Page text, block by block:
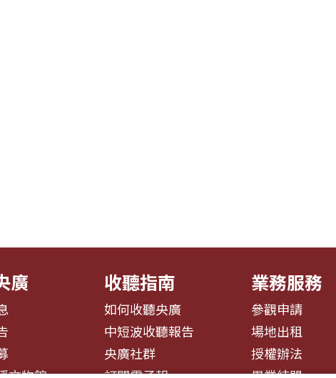
廣 收聽指南
如何收聽央廣
中短波收聽報告
央廣社群
業務服務
參觀申請
場地出租
授權辦法